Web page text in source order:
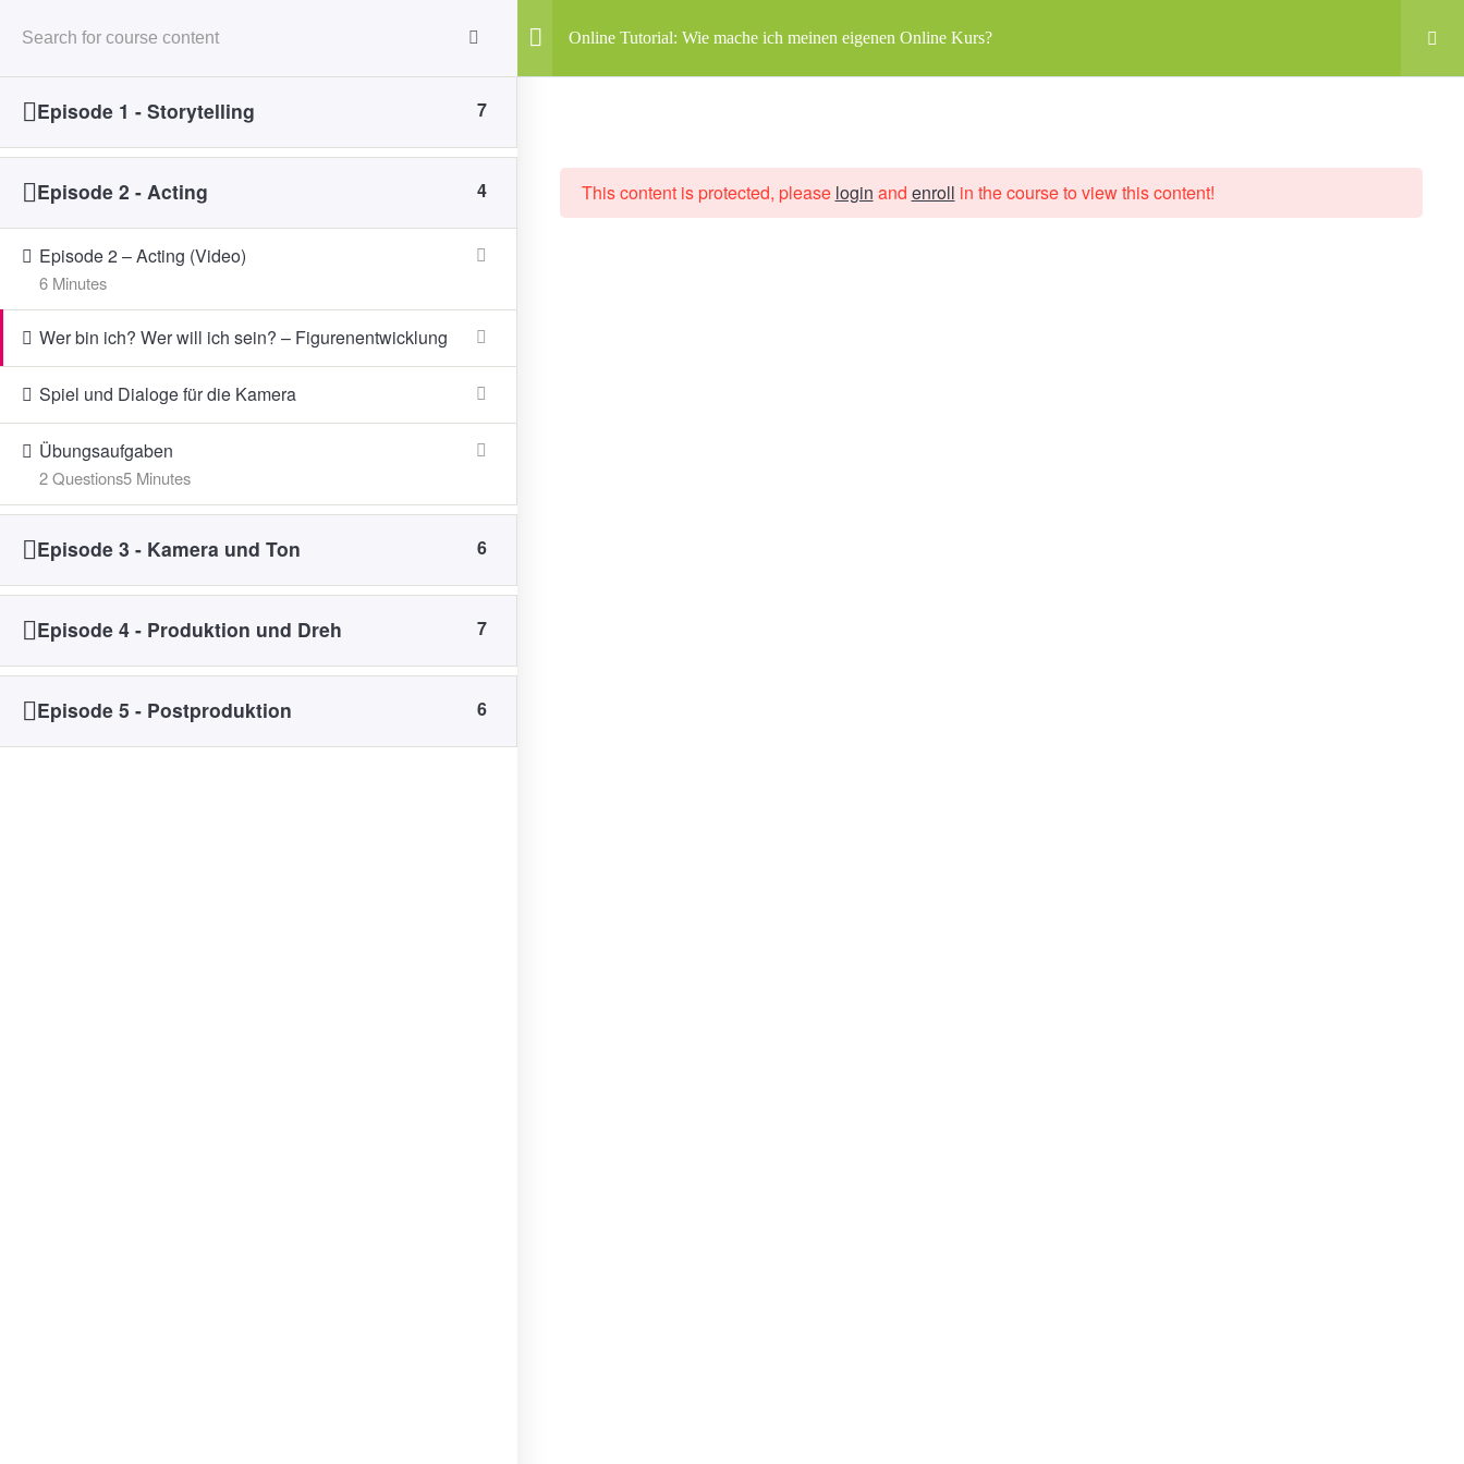
Skip to main content T: 03981 - 25 60 40
Startseite Kurse
Kita & Schule
Online Kurse Kunsthaus Service Kontakt Warenkorb MEIN KONTO
Online Tutorial: Wie mache ich meinen eigenen Online Kurs?
Online Tutorial: Wie mache ich meinen eigenen Online Kurs?
Episode 1 - Storytelling 7
Episode 2 - Acting 4
Episode 2 – Acting (Video)
6 Minutes
Wer bin ich? Wer will ich sein? – Figurenentwicklung
Spiel und Dialoge für die Kamera
Übungsaufgaben
5 Minutes
2 Questions
Episode 3 - Kamera und Ton 6
Episode 4 - Produktion und Dreh 7
Episode 5 - Postproduktion 6
This content is protected, please login and enroll in the course to view this content!